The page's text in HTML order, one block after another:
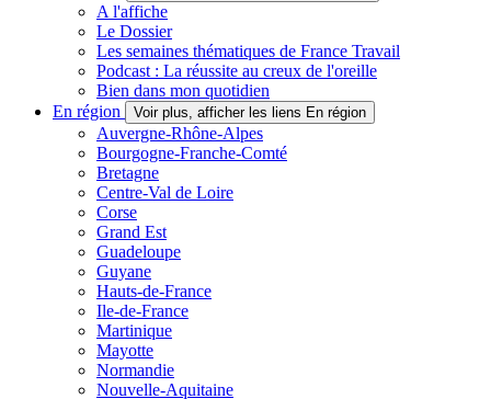
A l'affiche
Le Dossier
Les semaines thématiques de France Travail
Podcast : La réussite au creux de l'oreille
Bien dans mon quotidien
En région
Voir plus, afficher les liens En région
Auvergne-Rhône-Alpes
Bourgogne-Franche-Comté
Bretagne
Centre-Val de Loire
Corse
Grand Est
Guadeloupe
Guyane
Hauts-de-France
Ile-de-France
Martinique
Mayotte
Normandie
Nouvelle-Aquitaine